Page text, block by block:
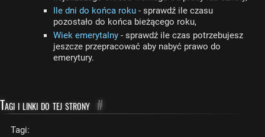
Ile dni do końca roku - sprawdź ile czasu
pozostało do końca bieżącego roku,
Wiek emerytalny - sprawdź ile czas potrzebujesz
jeszcze przepracować aby nabyć prawo do
emerytury.
Tagi i linki do tej strony #
Tagi: